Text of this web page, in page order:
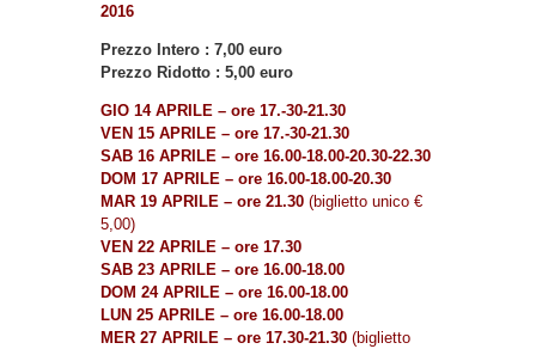
2016
Prezzo Intero : 7,00 euro
Prezzo Ridotto : 5,00 euro
GIO 14 APRILE – ore 17.-30-21.30
VEN 15 APRILE – ore 17.-30-21.30
SAB 16 APRILE – ore 16.00-18.00-20.30-22.30
DOM 17 APRILE – ore 16.00-18.00-20.30
MAR 19 APRILE – ore 21.30 (biglietto unico €
5,00)
VEN 22 APRILE – ore 17.30
SAB 23 APRILE – ore 16.00-18.00
DOM 24 APRILE – ore 16.00-18.00
LUN 25 APRILE – ore 16.00-18.00
MER 27 APRILE – ore 17.30-21.30 (biglietto